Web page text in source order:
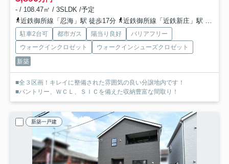
- / 108.47㎡ / 3SLDK /予定
近鉄御所線「忍海」駅 徒歩17分
近鉄御所線「近鉄新庄」駅 徒歩21分
駐車2台可 都市ガス 陽当り良好
バリアフリー
ウォークインクロゼット
ウォークインシューズクロゼット
新築
■全３区画！キレイに整備された雰囲気の良い分譲地内です！
■パントリー、ＷＣＬ、ＳＩＣを備えた収納豊富な間取り！
新築一戸建